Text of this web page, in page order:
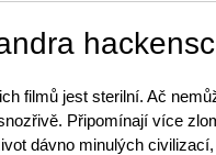
filmů jest sterilní. Ač
Připomínají více
dávno minulých